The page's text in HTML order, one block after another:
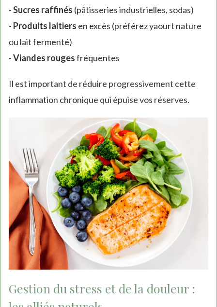
-Sucres raffinés (pâtisseries industrielles, sodas)
- Produits laitiers en excès (préférez yaourt nature
ou lait fermenté)
-Viandes rougesfréquentes
Il est important de réduire progressivement cette
inflammation chronique qui épuise vos réserves.
Gestion du stress et de la douleur :